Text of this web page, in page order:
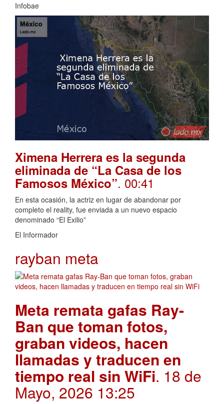
Infobae
Ximena Herrera es la segunda
eliminada de “La Casa de los
Famosos México”. 00:41
En esta ocasión, la actriz en lugar de abandonar por
completo el reality, fue enviada a un nuevo espacio
denominado “El Exilio”
El Informador
rayban meta
Meta remata gafas Ray-
Ban que toman fotos,
graban videos, hacen
llamadas y traducen en
tiempo real sin WiFi. 18 de
Mayo, 2026 13:25